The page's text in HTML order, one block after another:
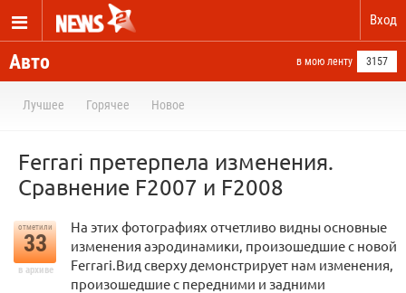
Вход
Авто в мою ленту 3157
Лучшее Горячее Новое
Ferrari претерпела изменения.
Сравнение F2007 и F2008
отметили
33
в архиве
На этих фотографиях отчетливо видны основные
изменения аэродинамики, произошедшие с новой
Ferrari.Вид сверху демонстрирует нам изменения,
произошедшие с передними и задними